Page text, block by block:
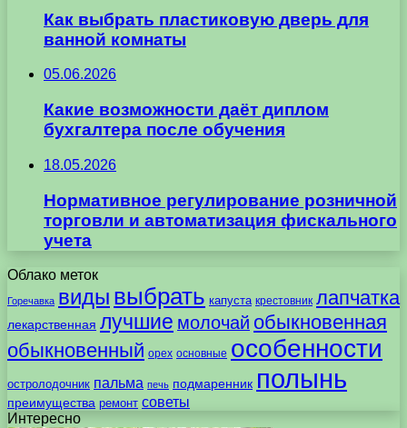
Как выбрать пластиковую дверь для
ванной комнаты
05.06.2026
Какие возможности даёт диплом
бухгалтера после обучения
18.05.2026
Нормативное регулирование розничной
торговли и автоматизация фискального
учета
Облако меток
Горечавка виды выбрать капуста крестовник лапчатка
лекарственная лучшие молочай обыкновенная
обыкновенный орех основные особенности
остролодочник пальма печь подмаренник полынь
преимущества ремонт советы
Интересно